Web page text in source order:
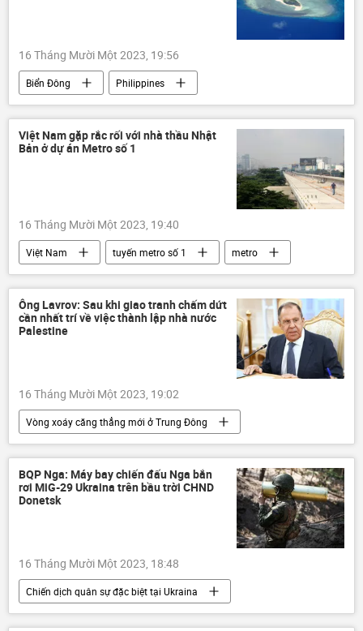
16 Tháng Mười Một 2023, 19:56
Biển Đông
Philippines
Báo chí thế giới
Trung Quốc
Quân sự
bán đảo
Thế giới
Trường Sa
Bộ Ngoại giao Philippines
Việt Nam gặp rắc rối với nhà thầu Nhật
Bản ở dự án Metro số 1
16 Tháng Mười Một 2023, 19:40
Việt Nam tuyến metro số 1
metro
Nhật Bản
Thành phố Hồ Chí Minh
nhà thầu
sản xuất
Công nghiệp
công ty
Kinh tế Kinh doanh
Ông Lavrov: Sau khi giao tranh chấm dứt
cần nhất trí về việc thành lập nhà nước
Palestine
16 Tháng Mười Một 2023, 19:02
Vòng xoáy căng thẳng mới ở Trung Đông
Palestine
Israel
Thế giới
Chính trị
Sergey Lavrov
Bộ Ngoại giao Nga
BQP Nga: Máy bay chiến đấu Nga bắn
rơi MiG-29 Ukraina trên bầu trời CHND
Donetsk
16 Tháng Mười Một 2023, 18:48
Chiến dịch quân sự đặc biệt tại Ukraina
Cuộc khủng hoảng ở Ukraina
Ukraina